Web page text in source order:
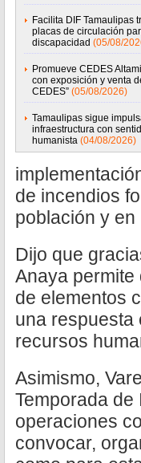
Facilita DIF Tamaulipas
placas de circulación
discapacidad (05/08/
Promueve CEDES
con exposición y venta
CEDES” (05/08/2026)
Tamaulipas sigue
infraestructura con
humanista (04/08/2026)
de incendios
población y
Dijo que
Anaya
de elementos
una respuesta
recursos
Asimismo,
Temporada
operaciones
convocar,